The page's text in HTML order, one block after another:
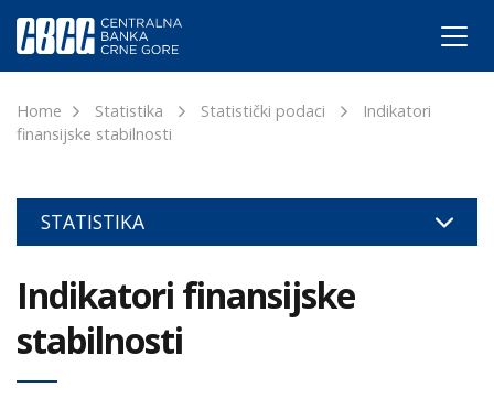
Home Statistika Statistički podaci
Indikatori
finansijske stabilnosti
STATISTIKA
Indikatori finansijske
stabilnosti